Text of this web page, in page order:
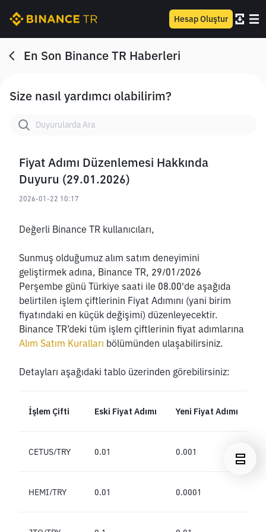
Hesap Oluştur
En Son Binance TR Haberleri
Size nasıl yardımcı olabilirim?
Fiyat Adımı Düzenlemesi Hakkında
Duyuru (29.01.2026)
2026-01-22 10:17
Değerli Binance TR kullanıcıları,
Sunmuş olduğumuz alım satım deneyimini
geliştirmek adına, Binance TR, 29/01/2026
Perşembe günü Türkiye saati ile 08.00'de aşağıda
belirtilen işlem çiftlerinin Fiyat Adımını (yani birim
fiyatındaki en küçük değişimi) düzenleyecektir.
Binance TR’deki tüm işlem çiftlerinin fiyat adımlarına
Alım Satım Kuralları bölümünden ulaşabilirsiniz.
Detayları aşağıdaki tablo üzerinden görebilirsiniz:
İşlem Çifti Eski Fiyat Adımı Yeni Fiyat Adımı
CETUS/TRY 0.01 0.001
HEMI/TRY 0.01 0.0001